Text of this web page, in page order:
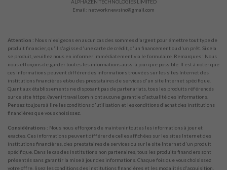
ALPHAZEN TECHNOLOGIES LIMITED
Email: networknewsinc@gmail.com
Attention : Nous n'exigeons en aucun cas des sommes d'argent pour émettre tout type de
produit financier, qu'il s'agisse d'une carte de crédit, d'un financement ou d'un prêt. Si cela
se produit, veuillez nous en informer immédiatement via le formulaire. Remarques : Nous
nous efforçons de garder toutes les informations aussi à jour que possible. Il est à noter que
ces informations peuvent différer des informations trouvées sur les sites Internet des
institutions financières et/ou des prestataires de services d'un site Internet spécifique.
Quant aux établissements ne disposant pas de partenariats, tous les produits référencés
sur ce site https://avenirtravail.com n'ont aucune garantie d'actualité des informations.
Pensez toujours à lire les conditions d'utilisation et les conditions d'achat des institutions
financières que vous choisissez.
Considérations : Nous nous efforçons de maintenir toutes les informations à jour et
exactes. Ces informations peuvent différer de celles affichées sur les sites Internet des
institutions financières, des prestataires de services ou sur le site Internet d'un produit
spécifique. Dans le cas des institutions non partenaires, tous les produits financiers sont
présentés sans garantir la mise à jour des informations. Chaque fois que vous choisissez
votre offre, lisez les conditions des institutions financières et les modalités d'acquisition.